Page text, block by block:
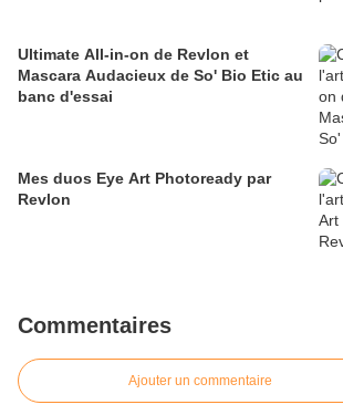
Ultimate All-in-on de Revlon et
Mascara Audacieux de So' Bio Etic au
banc d'essai
Mes duos Eye Art Photoready par
Revlon
Commentaires
Ajouter un commentaire